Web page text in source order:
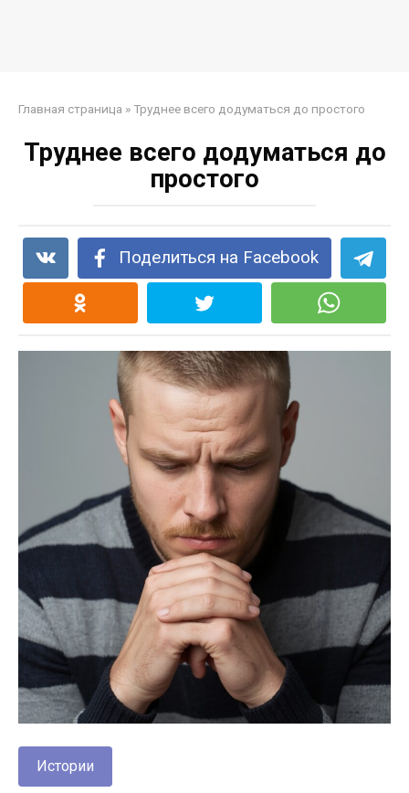
Главная страница »Труднее всего додуматься до простого
Труднее всего додуматься до
простого
Поделиться на Facebook
Истории